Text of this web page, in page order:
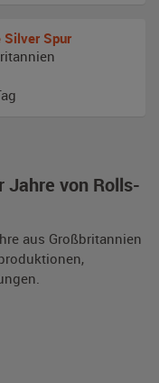
Jahre von Rolls-
aus Großbritannien
Silver Spur